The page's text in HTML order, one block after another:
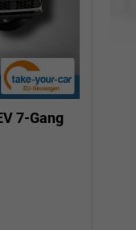
7-Gang